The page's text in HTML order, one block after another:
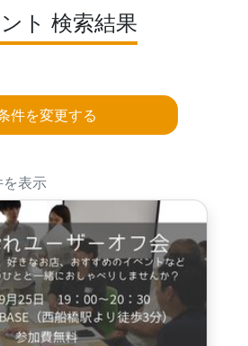
ト 検索結果
件を変更する
を表示